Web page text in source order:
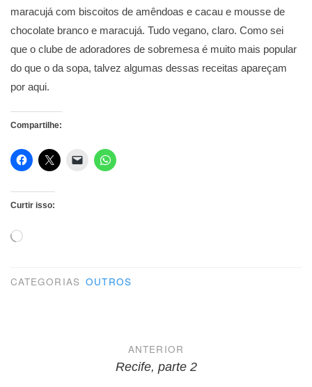
maracujá com biscoitos de amêndoas e cacau e mousse de
chocolate branco e maracujá. Tudo vegano, claro. Como sei
que o clube de adoradores de sobremesa é muito mais popular
do que o da sopa, talvez algumas dessas receitas apareçam
por aqui.
Compartilhe:
Curtir isso:
Carregando...
CATEGORIAS OUTROS
NavegaçãoANTERIOR
Recife, parte 2